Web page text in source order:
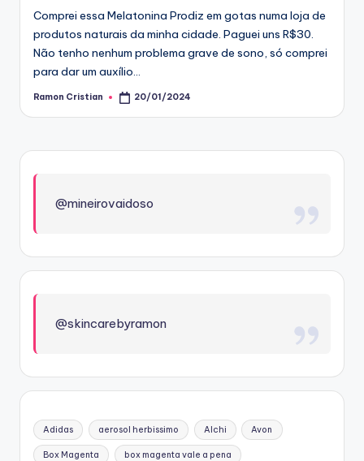
Comprei essa Melatonina Prodiz em gotas numa loja de
produtos naturais da minha cidade. Paguei uns R$30.
Não tenho nenhum problema grave de sono, só comprei
para dar um auxílio…
Posted
Ramon Cristian 20/01/2024
@mineirovaidoso
@skincarebyramon
Adidas aerosol herbissimo Alchi Avon
Box Magenta box magenta vale a pena